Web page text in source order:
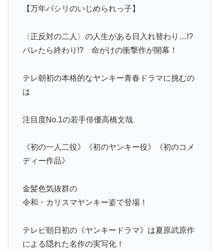
【万年パシリのいじめられっ子】
〈正反対の二人〉の人生がある日入れ替わり…!?
バレたら終わり!? 命がけの衝撃作が開幕！
テレ朝初の本格的なヤンキー青春ドラマに挑むの
は
注目度No.1の若手俳優高橋文哉
《初の一人二役》《初のヤンキー役》《初のコメ
ディー作品》
金髪色気抜群の
令和・カリスマヤンキー姿で登場！
テレビ朝日初の《ヤンキードラマ》は夏原武原作
による隠れた名作の実写化！